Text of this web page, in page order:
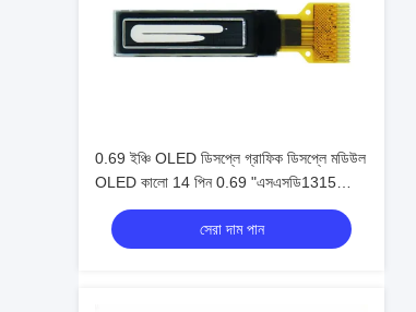
0.69 ইঞ্চি OLED ডিসপ্লে গ্রাফিক ডিসপ্লে মডিউল
OLED কালো 14 পিন 0.69 "এসএসডি1315
গ্রাফিক COG
সেরা দাম পান